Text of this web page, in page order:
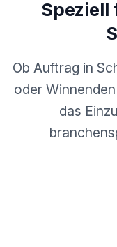
Speziell
Ob Auftrag in
oder
das